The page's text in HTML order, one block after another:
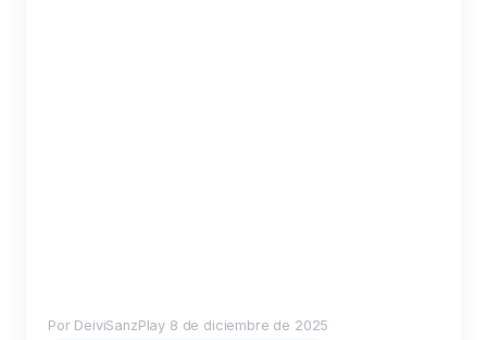
Por DeiviSanzPlay 8 de diciembre de 2025